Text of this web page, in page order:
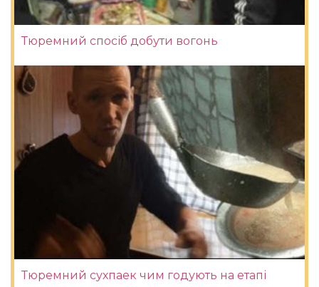
Тюремний спосіб добути вогонь
Тюремний сухпаек чим годують на етапі